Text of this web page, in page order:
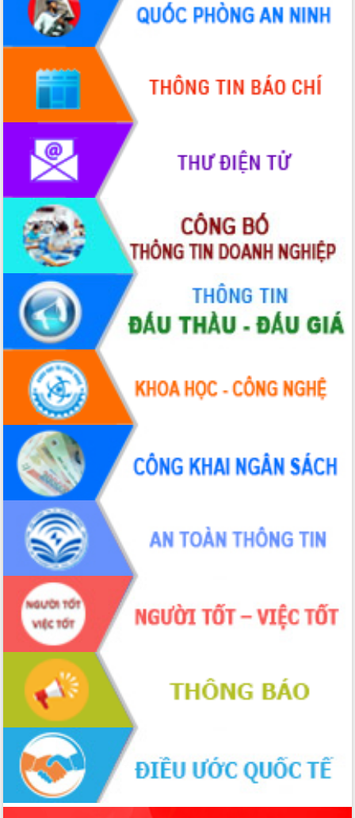
ven biển
Đắk Lắk nỗ lực thúc đẩy tăng trưởng
kinh tế từ 10% trở lên trong Quý
II/2026
Đắk Lắk ký kết thỏa thuận hợp tác về
chuyển đổi số giai đoạn 2026 – 2030
với Tập đoàn Bưu chính Viễn thông
Thứ trưởng Bộ Y tế làm việc với tỉnh
Đắk Lắk về phát triển nhân lực y tế
cho trạm y tế cấp xã
Du lịch Đắk Lắk nâng tầm trải nghiệm
du khách thông qua Hệ thống cơ sở dữ
liệu và Bản đồ số
Tập huấn ứng dụng trí tuệ nhân tạo (AI)
trong thương mại điện tử năm 2026
Đoàn đại biểu Quốc hội tỉnh Đắk Lắk
trao đổi thông tin trước Kỳ họp thứ
nhất, Quốc hội khóa XVI
Quyết liệt cải cách hành chính, khơi
thông nguồn lực phát triển
Nâng cao hiệu lực, hiệu quả HĐND
tỉnh thông qua hiện đại hóa hành chính
Xã Ea Phê gắn cải cách hành chính với
chuyển đổi số
Phó Chủ tịch Thường trực UBND tỉnh
Hồ Thị Nguyên Thảo làm việc tại Trung
tâm Phục vụ hành chính công xã Ea
Phê
Xây dựng nền hành chính số đồng
hành cùng nông dân dân, doanh nghiệp
Giai đoạn 2026-2030, Đắk Lắk phấn
đấu có 77% xã đạt chuẩn nông thôn
Chuyển đổi số 'mở đường' cho nông
nghiệp Đắk Lắk tăng trưởng bứt phá
Triển khai đồng bộ đo đạc, lập hồ sơ
địa chính, hoàn thiện cơ sở dữ liệu đất
Ứng dụng sinh trắc học - Bước tiến
trong hành trình chuyển đổi số tại Đắk
Lắk
Đắk Lắk nâng cao hiệu quả công tác
Đảng từ Sổ tay đảng viên điện tử
Đắk Lắk đẩy mạnh nuôi biển công
nghệ, hướng tới phát triển thủy sản
bền vững